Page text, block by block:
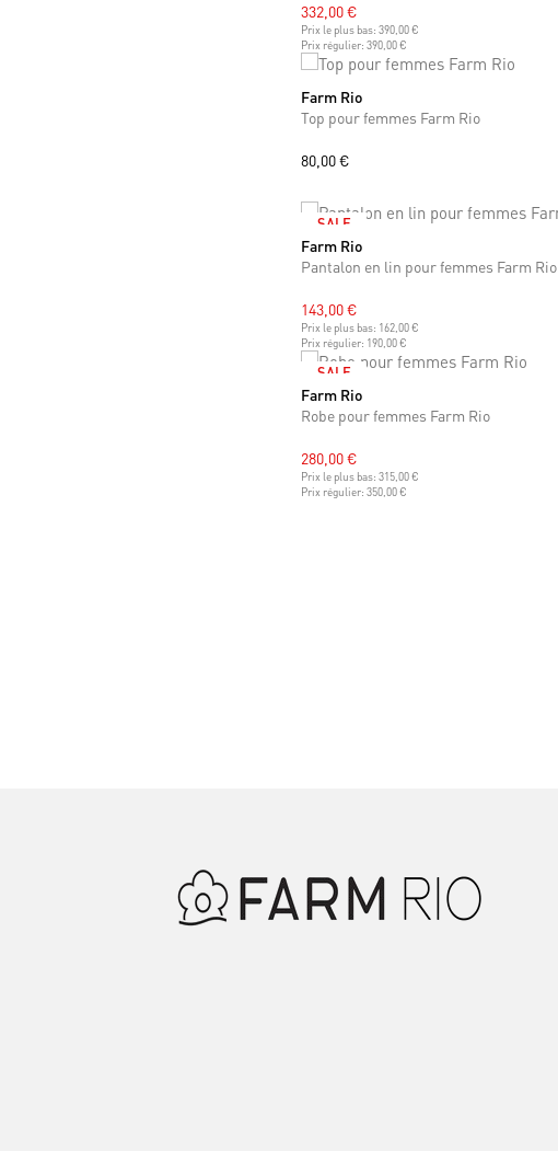
332,00 €
Prix le plus bas: 390,00 €
Prix régulier: 390,00 €
XS S M
Farm Rio
Top pour femmes Farm Rio
80,00 €
SALE
XS S M
Farm Rio
Pantalon en lin pour femmes Farm Rio
143,00 €
Prix le plus bas: 162,00 €
Prix régulier: 190,00 €
SALE
M L
Farm Rio
Robe pour femmes Farm Rio
280,00 €
Prix le plus bas: 315,00 €
Prix régulier: 350,00 €